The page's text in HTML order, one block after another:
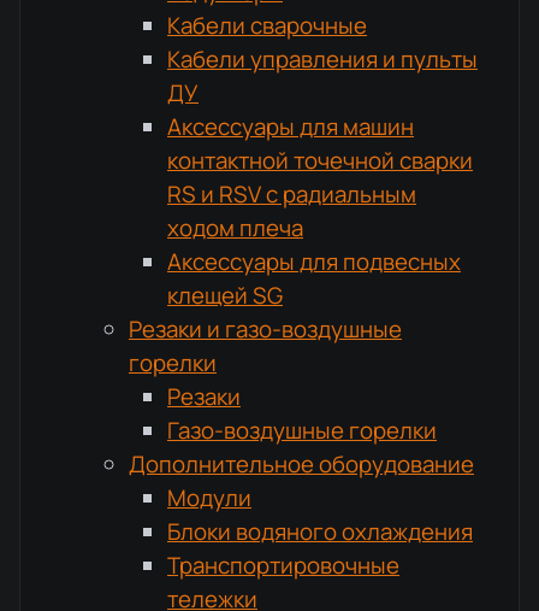
Кабели сварочные
Кабели управления и пульты
ДУ
Аксессуары для машин
контактной точечной сварки
RS и RSV с радиальным
ходом плеча
Аксессуары для подвесных
клещей SG
Резаки и газо-воздушные
горелки
Резаки
Газо-воздушные горелки
Дополнительное оборудование
Модули
Блоки водяного охлаждения
Транспортировочные
тележки